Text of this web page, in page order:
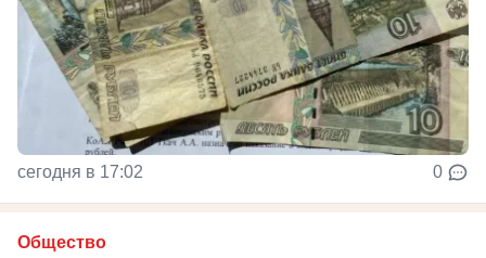
сегодня в 17:02 0
Общество